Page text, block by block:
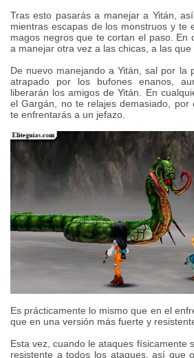
Tras esto pasarás a manejar a Yitán,
mientras escapas de los monstruos y te
magos negros que te cortan el paso. En
a manejar otra vez a las chicas, a las que
De nuevo manejando a Yitán, sal por la
atrapado por los bufones enanos,
liberarán los amigos de Yitán. En
el Gargán, no te relajes demasiado, por
te enfrentarás a un jefazo.
Es prácticamente lo mismo que en el
que en una versión más fuerte y
Esta vez, cuando le ataques físicamente
resistente a todos los ataques, así que